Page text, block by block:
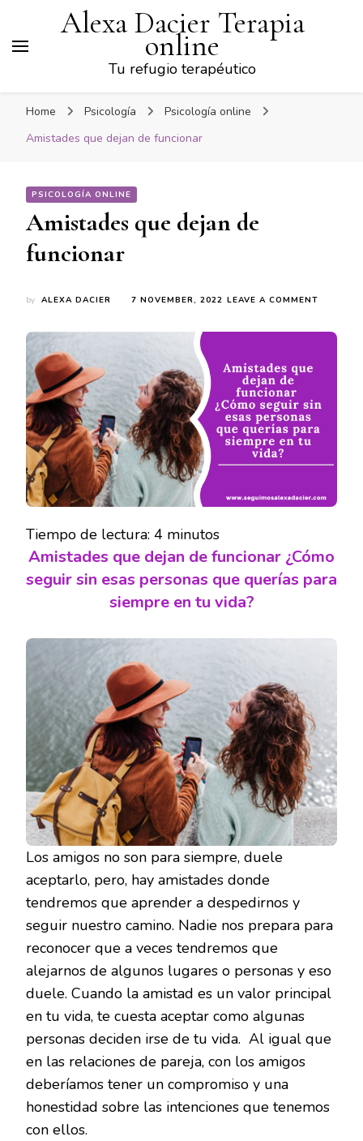
Alexa Dacier Terapia
online
Tu refugio terapéutico
Home Psicología
Psicología online
Amistades que dejan de funcionar
PSICOLOGÍA ONLINE
Amistades que dejan de
funcionar
by ALEXA DACIER 7 NOVEMBER, 2022 LEAVE A COMMENT
Tiempo de lectura: 4 minutos
Amistades que dejan de funcionar ¿Cómo
seguir sin esas personas que querías para
siempre en tu vida?
Los amigos no son para siempre, duele
aceptarlo, pero, hay amistades donde
tendremos que aprender a despedirnos y
seguir nuestro camino. Nadie nos prepara para
reconocer que a veces tendremos que
alejarnos de algunos lugares o personas y eso
duele. Cuando la amistad es un valor principal
en tu vida, te cuesta aceptar como algunas
personas deciden irse de tu vida. Al igual que
en las relaciones de pareja, con los amigos
deberíamos tener un compromiso y una
honestidad sobre las intenciones que tenemos
con ellos.